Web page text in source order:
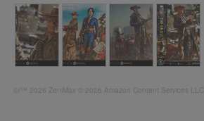
©/™ 2026 ZeniMax © 2026 Amazon Content Services LLC